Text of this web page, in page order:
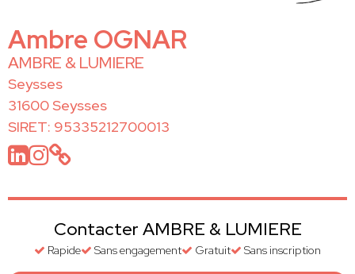
Ambre OGNAR
AMBRE & LUMIERE
Seysses
31600 Seysses
SIRET: 95335212700013
Contacter AMBRE & LUMIERE
Rapide Sans engagement Gratuit Sans inscription